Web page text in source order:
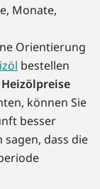
Monate,
Orientierung
bestellen
Heizölpreise
können Sie
besser
sagen, dass die